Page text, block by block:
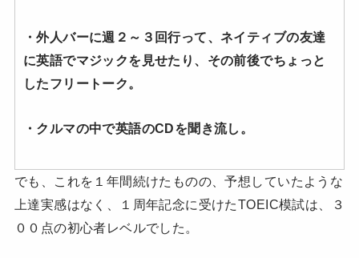
・外人バーに週２～３回行って、ネイティブの友達
に英語でマジックを見せたり、その前後でちょっと
したフリートーク。
・クルマの中で英語のCDを聞き流し。
でも、これを１年間続けたものの、予想していたような
上達実感はなく、１周年記念に受けたTOEIC模試は、３
００点の初心者レベルでした。